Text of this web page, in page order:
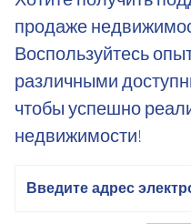
продаже
Воспользуйтесь
различными
чтобы успешно
недвижимости!